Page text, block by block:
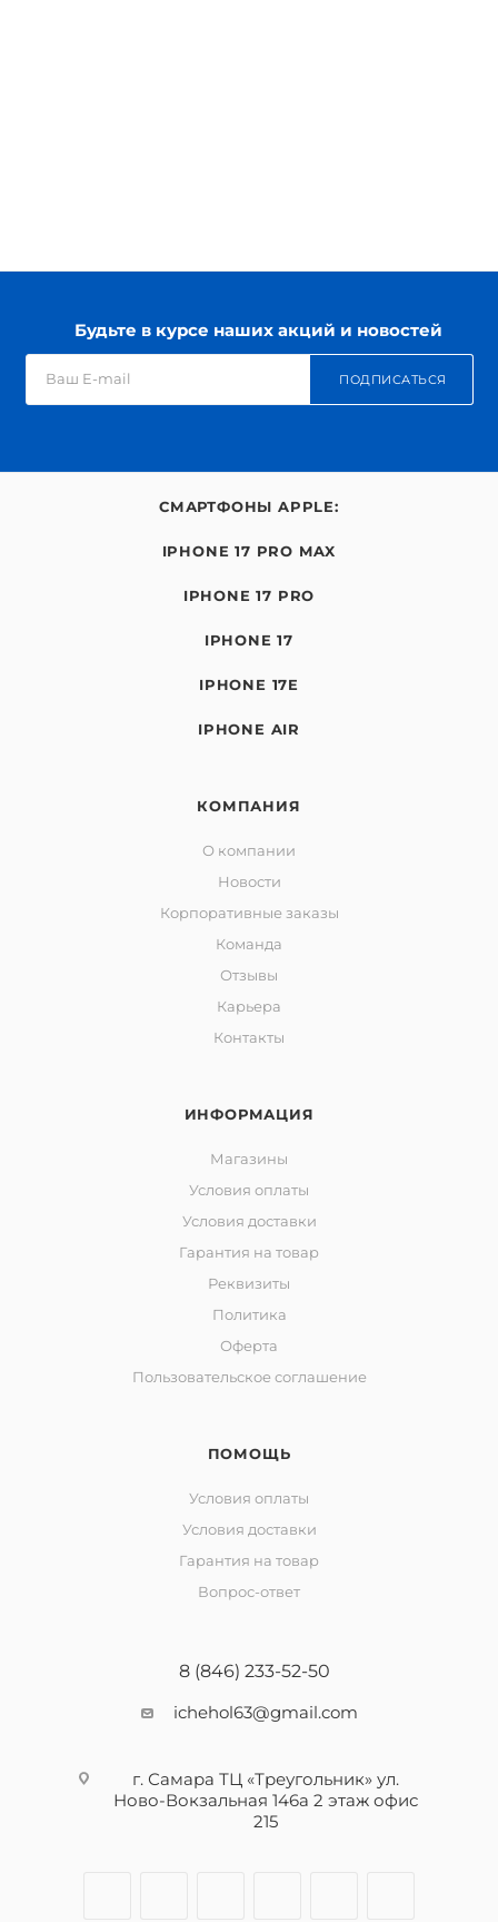
Будьте в курсе наших акций и новостей
ПОДПИСАТЬСЯ
СМАРТФОНЫ APPLE:
IPHONE 17 PRO MAX
IPHONE 17 PRO
IPHONE 17
IPHONE 17E
IPHONE AIR
КОМПАНИЯ
О компании
Новости
Корпоративные заказы
Команда
Отзывы
Карьера
Контакты
ИНФОРМАЦИЯ
Магазины
Условия оплаты
Условия доставки
Гарантия на товар
Реквизиты
Политика
Оферта
Пользовательское соглашение
ПОМОЩЬ
Условия оплаты
Условия доставки
Гарантия на товар
Вопрос-ответ
8 (846) 233-52-50
ichehol63@gmail.com
г. Самара ТЦ «Треугольник» ул.
Ново-Вокзальная 146а 2 этаж офис
215